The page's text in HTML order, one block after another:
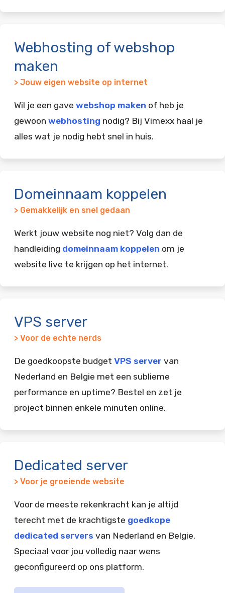
Webhosting of webshop
maken
> Jouw eigen website op internet
Wil je een gave webshop maken of heb je
gewoon webhosting nodig? Bij Vimexx haal je
alles wat je nodig hebt snel in huis.
Domeinnaam koppelen
> Gemakkelijk en snel gedaan
Werkt jouw website nog niet? Volg dan de
handleiding domeinnaam koppelen om je
website live te krijgen op het internet.
VPS server
> Voor de echte nerds
De goedkoopste budget VPS server van
Nederland en Belgie met een sublieme
performance en uptime? Bestel en zet je
project binnen enkele minuten online.
Dedicated server
> Voor je groeiende website
Voor de meeste rekenkracht kan je altijd
terecht met de krachtigste goedkope
dedicated servers van Nederland en Belgie.
Speciaal voor jou volledig naar wens
geconfigureerd op ons platform.